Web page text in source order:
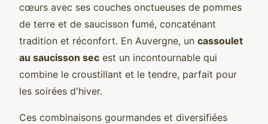
cœurs avec ses couches onctueuses de pommes
de terre et de saucisson fumé, concaténant
tradition et réconfort. En Auvergne, un cassoulet
au saucisson sec est un incontournable qui
combine le croustillant et le tendre, parfait pour
les soirées d'hiver.
Ces combinaisons gourmandes et diversifiées